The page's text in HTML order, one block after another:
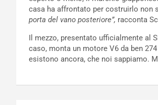
casa ha affrontato per costruirlo non
porta del vano posteriore”, racconta
Il mezzo, presentato ufficialmente al
caso, monta un motore V6 da ben
esistono ancora, che noi sappiamo.